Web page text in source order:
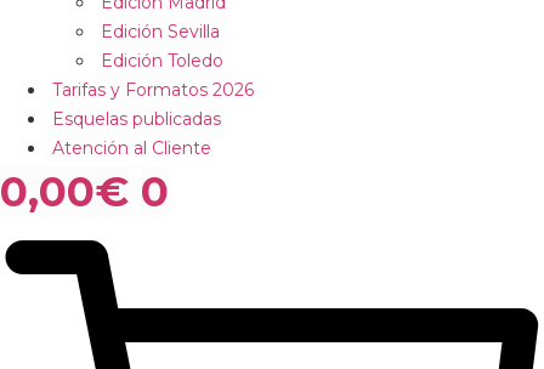
Edición Sevilla
Edición Toledo
Tarifas y Formatos 2026
Esquelas publicadas
Atención al Cliente
0,00€ 0